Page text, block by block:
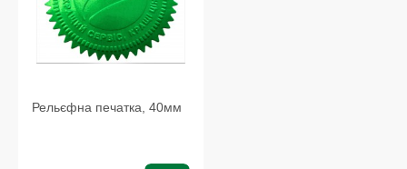
Рельєфна печатка, 40мм